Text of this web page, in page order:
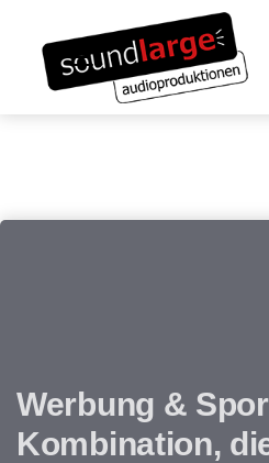
überspringen
Inhalt
springen
Werbung &
Kombination,